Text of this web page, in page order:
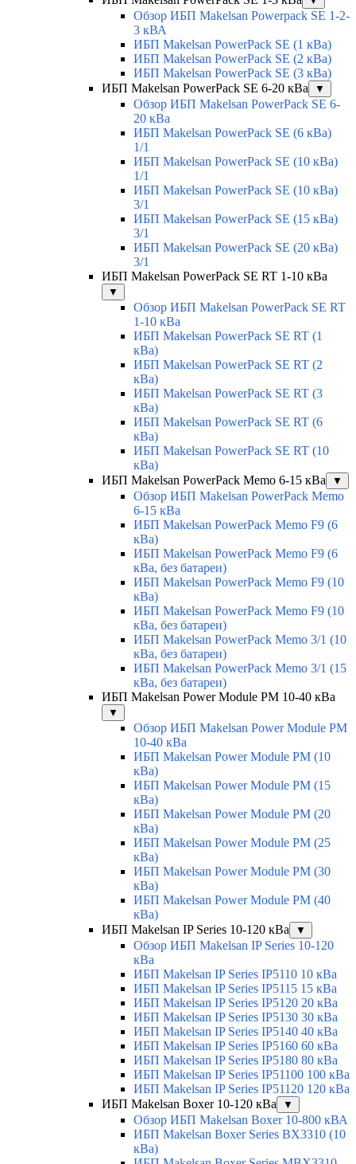
Обзор ИБП Makelsan Powerpack SE 1-2-
3 кВА
ИБП Makelsan PowerPack SE (1 кВа)
ИБП Makelsan PowerPack SE (2 кВа)
ИБП Makelsan PowerPack SE (3 кВа)
ИБП Makelsan PowerPack SE 6-20 кВа
▼
Обзор ИБП Makelsan PowerPack SE 6-
20 кВа
ИБП Makelsan PowerPack SE (6 кВа)
1/1
ИБП Makelsan PowerPack SE (10 кВа)
1/1
ИБП Makelsan PowerPack SE (10 кВа)
3/1
ИБП Makelsan PowerPack SE (15 кВа)
3/1
ИБП Makelsan PowerPack SE (20 кВа)
3/1
ИБП Makelsan PowerPack SE RT 1-10 кВа
▼
Обзор ИБП Makelsan PowerPack SE RT
1-10 кВа
ИБП Makelsan PowerPack SE RT (1
кВа)
ИБП Makelsan PowerPack SE RT (2
кВа)
ИБП Makelsan PowerPack SE RT (3
кВа)
ИБП Makelsan PowerPack SE RT (6
кВа)
ИБП Makelsan PowerPack SE RT (10
кВа)
ИБП Makelsan PowerPack Memo 6-15 кВа
▼
Обзор ИБП Makelsan PowerPack Memo
6-15 кВа
ИБП Makelsan PowerPack Memo F9 (6
кВа)
ИБП Makelsan PowerPack Memo F9 (6
кВа, без батареи)
ИБП Makelsan PowerPack Memo F9 (10
кВа)
ИБП Makelsan PowerPack Memo F9 (10
кВа, без батареи)
ИБП Makelsan PowerPack Memo 3/1 (10
кВа, без батареи)
ИБП Makelsan PowerPack Memo 3/1 (15
кВа, без батареи)
ИБП Makelsan Power Module PM 10-40 кВа
▼
Обзор ИБП Makelsan Power Module PM
10-40 кВа
ИБП Makelsan Power Module PM (10
кВа)
ИБП Makelsan Power Module PM (15
кВа)
ИБП Makelsan Power Module PM (20
кВа)
ИБП Makelsan Power Module PM (25
кВа)
ИБП Makelsan Power Module PM (30
кВа)
ИБП Makelsan Power Module PM (40
кВа)
ИБП Makelsan IP Series 10-120 кВа
▼
Обзор ИБП Makelsan IP Series 10-120
кВа
ИБП Makelsan IP Series IP5110 10 кВа
ИБП Makelsan IP Series IP5115 15 кВа
ИБП Makelsan IP Series IP5120 20 кВа
ИБП Makelsan IP Series IP5130 30 кВа
ИБП Makelsan IP Series IP5140 40 кВа
ИБП Makelsan IP Series IP5160 60 кВа
ИБП Makelsan IP Series IP5180 80 кВа
ИБП Makelsan IP Series IP51100 100 кВа
ИБП Makelsan IP Series IP51120 120 кВа
ИБП Makelsan Boxer 10-120 кВа
▼
Обзор ИБП Makelsan Boxer 10-800 кВА
ИБП Makelsan Boxer Series BX3310 (10
кВа)